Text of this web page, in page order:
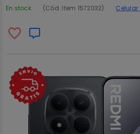
En stock (Cód. Item 1572032) Celular